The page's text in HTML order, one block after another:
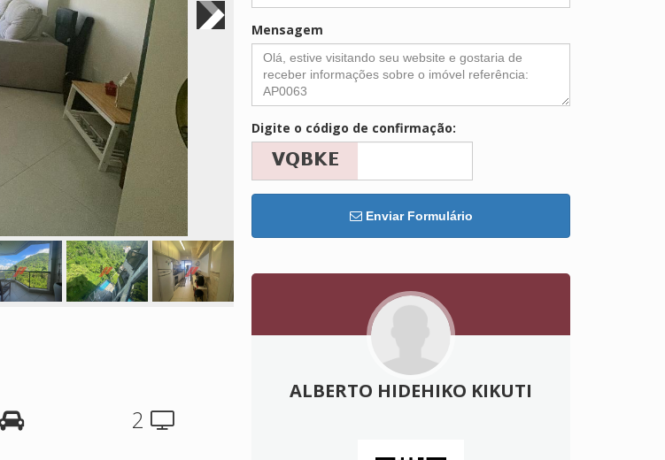
2
Mensagem
Digite o código de confirmação:
Enviar Formulário
ALBERTO HIDEHIKO KIKUTI